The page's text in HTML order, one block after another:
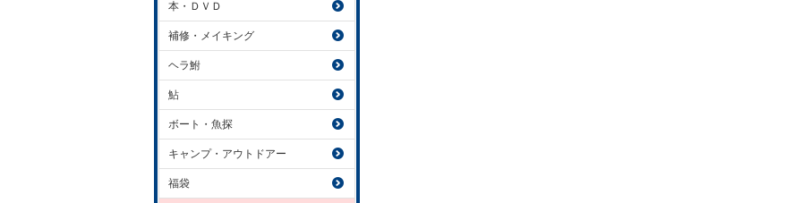
本・ＤＶＤ
補修・メイキング
ヘラ鮒
鮎
ボート・魚探
キャンプ・アウトドアー
福袋